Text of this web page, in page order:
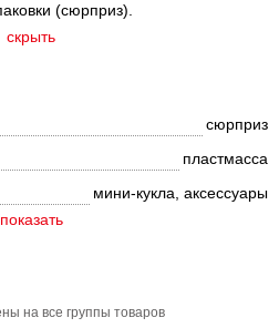
(сюрприз).
скрыть
на все группы товаров
сюрприз
пластмасса
мини-кукла, аксессуары